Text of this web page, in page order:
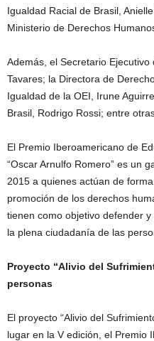
Igualdad Racial de Brasil,
Ministerio de Derechos
Además, el Secretario
Tavares; la Directora de
Igualdad de la OEI, Irune
Brasil, Rodrigo Rossi; entre
El Premio Iberoamericano de
“Oscar Arnulfo Romero” es un
2015 a quienes actúan de
promoción de los derechos
tienen como objetivo defender
la plena ciudadanía de las
Proyecto “Alivio del
personas
El proyecto “Alivio del
lugar en la V edición, el Premio